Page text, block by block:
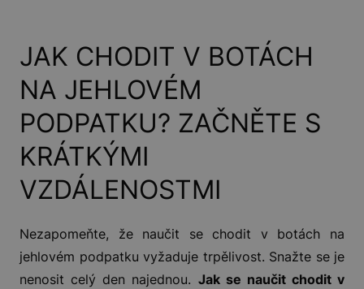
JAK CHODIT V BOTÁCH
NA JEHLOVÉM
PODPATKU? ZAČNĚTE S
KRÁTKÝMI
VZDÁLENOSTMI
Nezapomeňte, že naučit se chodit v botách na
jehlovém podpatku vyžaduje trpělivost. Snažte se je
nenosit celý den najednou. Jak se naučit chodit v